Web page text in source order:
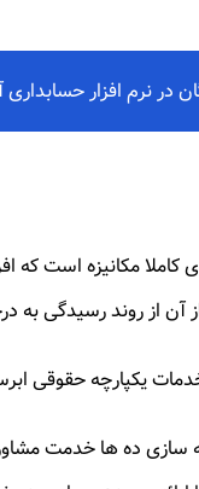
در نرم افزار حسابداری
کاملا مکانیزه است که
از روند رسیدگی به
یکپارچه حقوقی